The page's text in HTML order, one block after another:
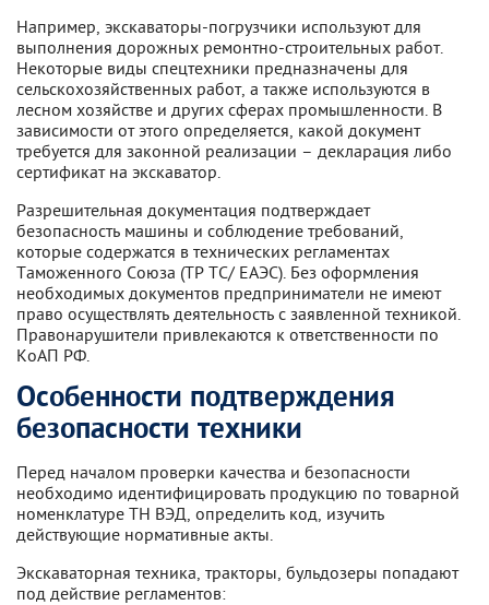
Например, экскаваторы-погрузчики используют для
выполнения дорожных ремонтно-строительных работ.
Некоторые виды спецтехники предназначены для
сельскохозяйственных работ, а также используются в
лесном хозяйстве и других сферах промышленности. В
зависимости от этого определяется, какой документ
требуется для законной реализации – декларация либо
сертификат на экскаватор.
Разрешительная документация подтверждает
безопасность машины и соблюдение требований,
которые содержатся в технических регламентах
Таможенного Союза (ТР ТС/ ЕАЭС). Без оформления
необходимых документов предприниматели не имеют
право осуществлять деятельность с заявленной техникой.
Правонарушители привлекаются к ответственности по
КоАП РФ.
Особенности подтверждения
безопасности техники
Перед началом проверки качества и безопасности
необходимо идентифицировать продукцию по товарной
номенклатуре ТН ВЭД, определить код, изучить
действующие нормативные акты.
Экскаваторная техника, тракторы, бульдозеры попадают
под действие регламентов: